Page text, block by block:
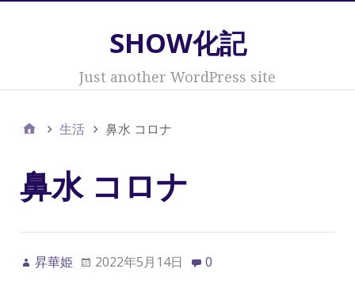
SHOW化記
Just another WordPress site
生活 鼻水 コロナ
鼻水 コロナ
昇華姫 2022年5月14日 0